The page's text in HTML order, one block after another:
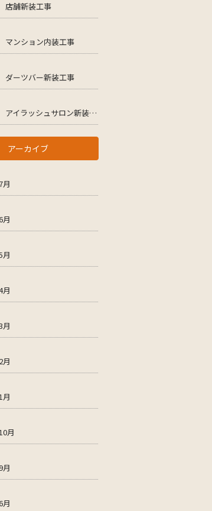
舗新装工事
ンション内装工事
ーツバー新装工事
松戸市 アイラッシュサロン新装工事
アーカイブ
月
月
月
月
月
月
月
月
月
月